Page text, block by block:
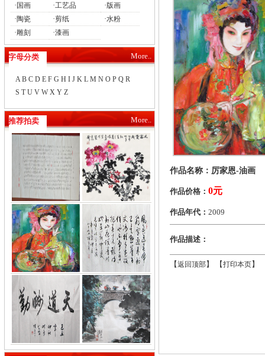
· 国画 ·工艺品 ·版画
·陶瓷 ·剪纸 ·水粉
·雕刻 ·漆画
字母分类 More..
A B C D E F G H I J K L M N O P Q R
S T U V W X Y Z
推荐拍卖 More..
作品名称：厉家恩-油画
作品价格： 0元
作品年代： 2009
作品描述：
【返回顶部】 【打印本页】